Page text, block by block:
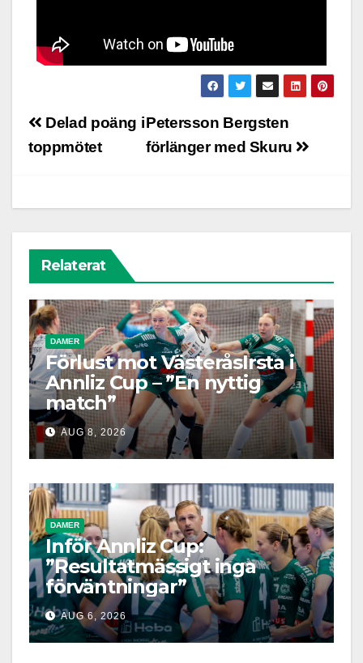
Petersson Bergsten
förlänger med Skuru
Delad poäng i
toppmötet
Relaterat
DAMER
Förlust mot VästeråsIrsta i
Annliz Cup – ”En nyttig
match”
AUG 8, 2026
DAMER
Inför Annliz Cup:
”Resultatmässigt inga
förväntningar”
AUG 6, 2026